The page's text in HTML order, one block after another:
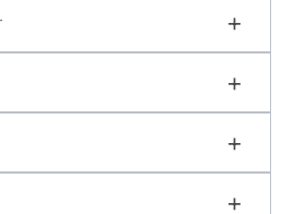
+
+
+
+